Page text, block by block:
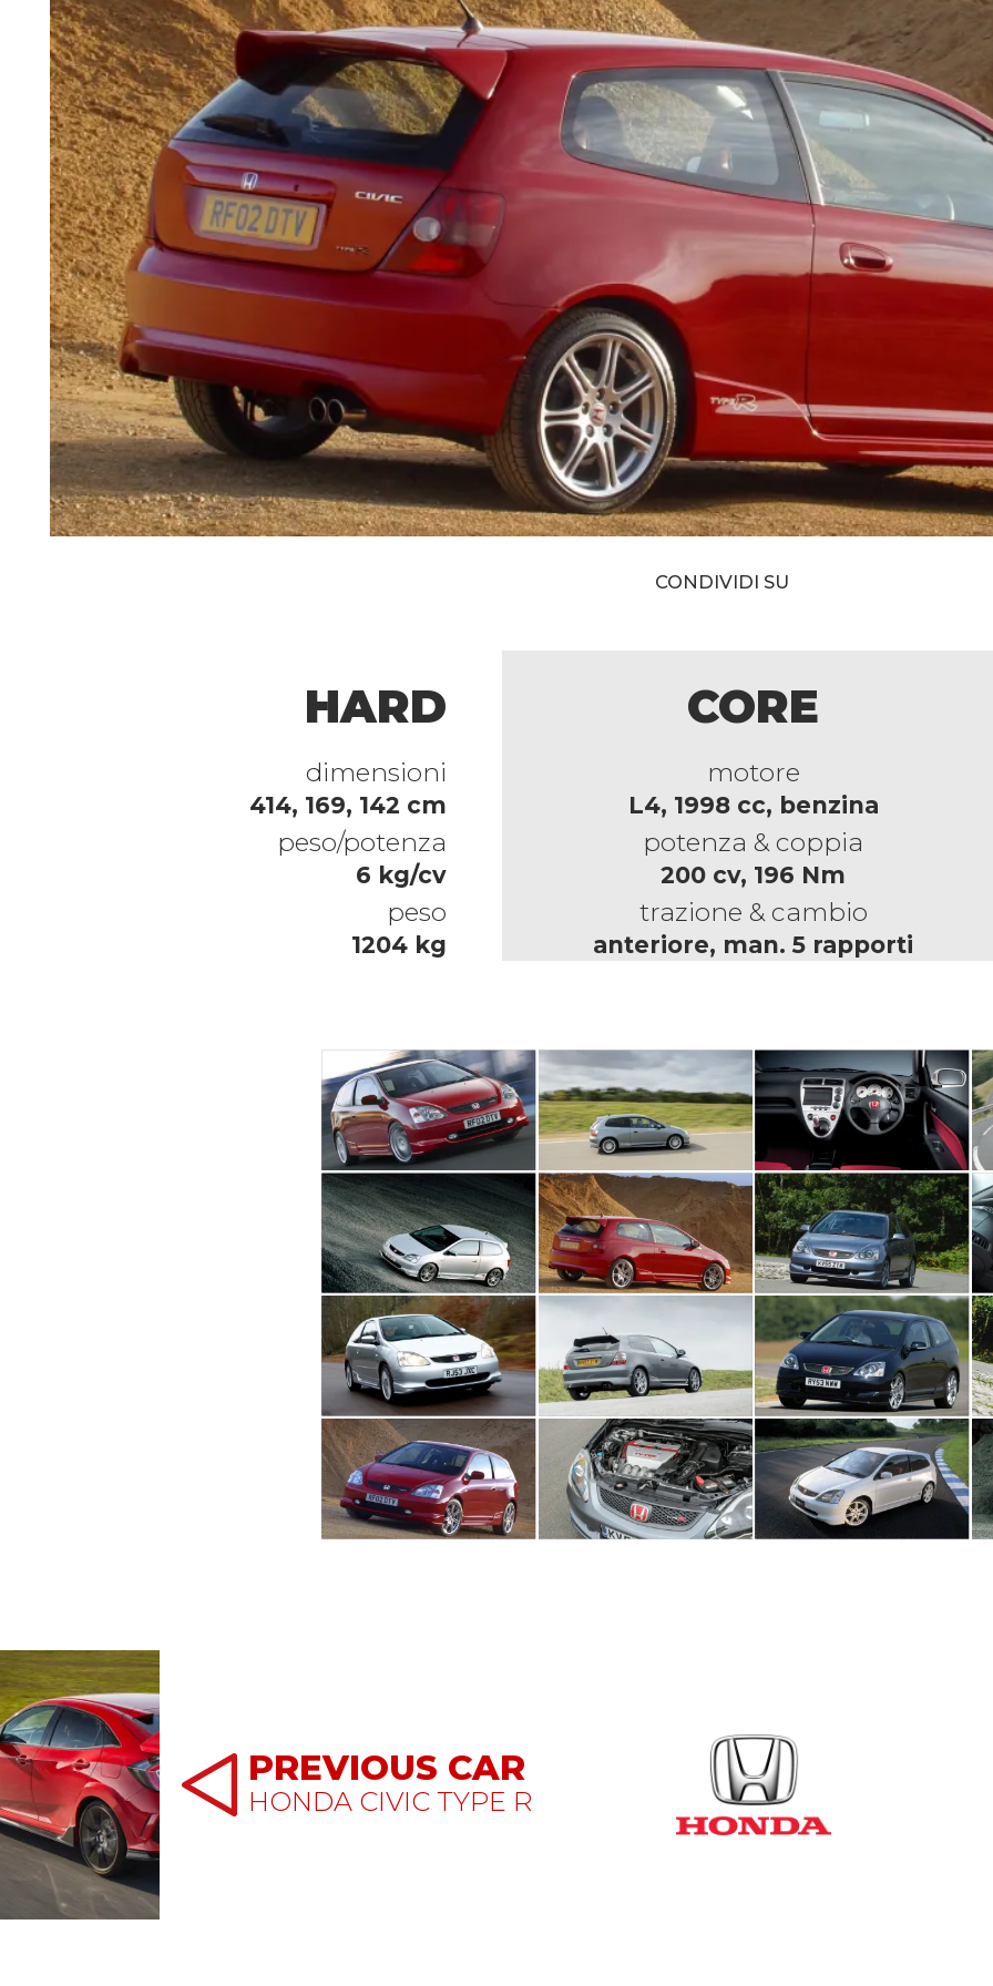
CONDIVIDI SU
HARD
dimensioni
414, 169, 142 cm
peso/potenza
6 kg/cv
peso
1204 kg
CORE
motore
L4, 1998 cc, benzina
potenza & coppia
200 cv, 196 Nm
trazione & cambio
anteriore, man. 5 rapporti
PREVIOUS CAR
HONDA CIVIC TYPE R